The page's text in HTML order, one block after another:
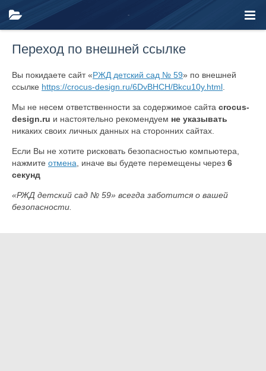
Переход по внешней ссылке
Вы покидаете сайт «РЖД детский сад № 59» по внешней
ссылке https://crocus-design.ru/6DvBHCH/Bkcu10y.html
Мы не несем ответственности за содержимое сайта crocus-
design.ru и настоятельно рекомендуем не указывать
никаких своих личных данных на сторонних сайтах.
Если Вы не хотите рисковать безопасностью компьютера,
нажмите отмена , иначе вы будете перемещены через 6
секунд
«РЖД детский сад № 59» всегда заботится о вашей
безопасности.